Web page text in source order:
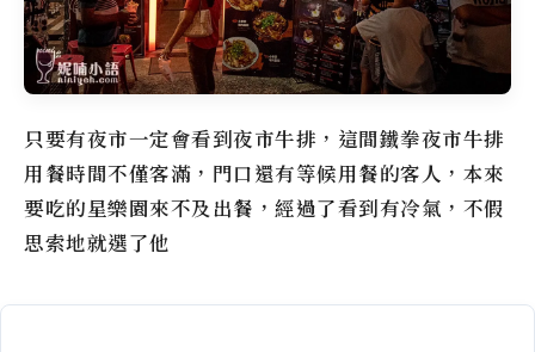
只要有夜市一定會看到夜市牛排，這間鐵拳夜市牛排
用餐時間不僅客滿，門口還有等候用餐的客人，本來
要吃的星樂園來不及出餐，經過了看到有冷氣，不假
思索地就選了他